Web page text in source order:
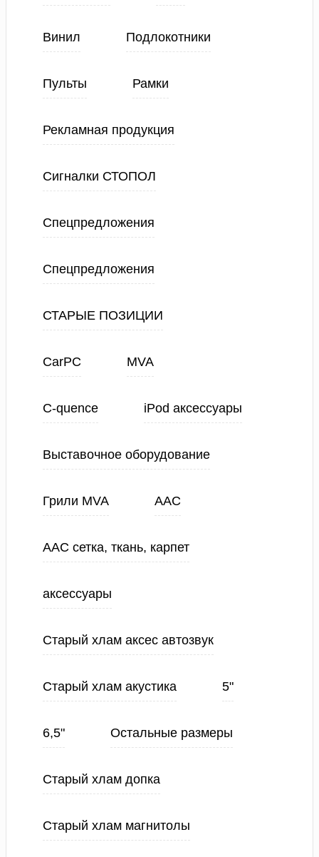
Винил Подлокотники
Пульты Рамки
Рекламная продукция
Сигналки СТОПОЛ
Спецпредложения
Спецпредложения
СТАРЫЕ ПОЗИЦИИ
CarPC MVA
C-quence iPod аксессуары
Выставочное оборудование
Грили MVA ААС
ААС сетка, ткань, карпет
аксессуары
Старый хлам аксес автозвук
Старый хлам акустика 5"
6,5" Остальные размеры
Старый хлам допка
Старый хлам магнитолы